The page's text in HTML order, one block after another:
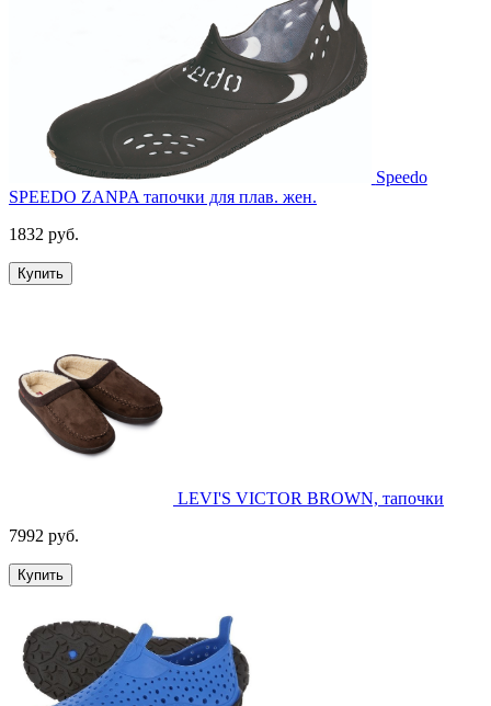
Speedo
SPEEDO ZANPA тапочки для плав. жен.
1832 руб.
Купить
LEVI'S VICTOR BROWN, тапочки
7992 руб.
Купить